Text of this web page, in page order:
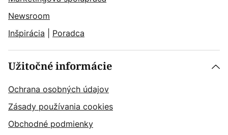
Newsroom
Inšpirácia
Poradca
Užitočné informácie
Ochrana osobných údajov
Zásady používania cookies
Obchodné podmienky